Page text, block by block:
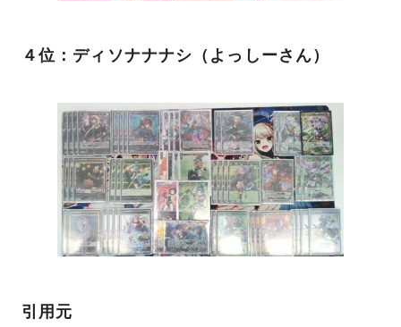
４位：ディソナナナシ（よっしーさん）
引用元